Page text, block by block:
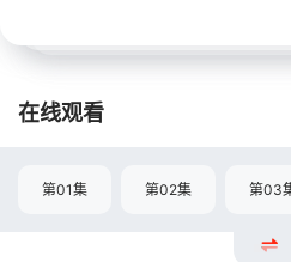
在线观看
第01集 第02集 第03